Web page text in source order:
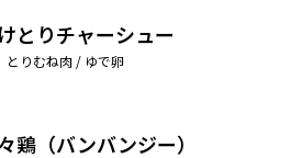
とりチャーシュー
とりむね肉 / ゆで卵
鶏（バンバンジー）